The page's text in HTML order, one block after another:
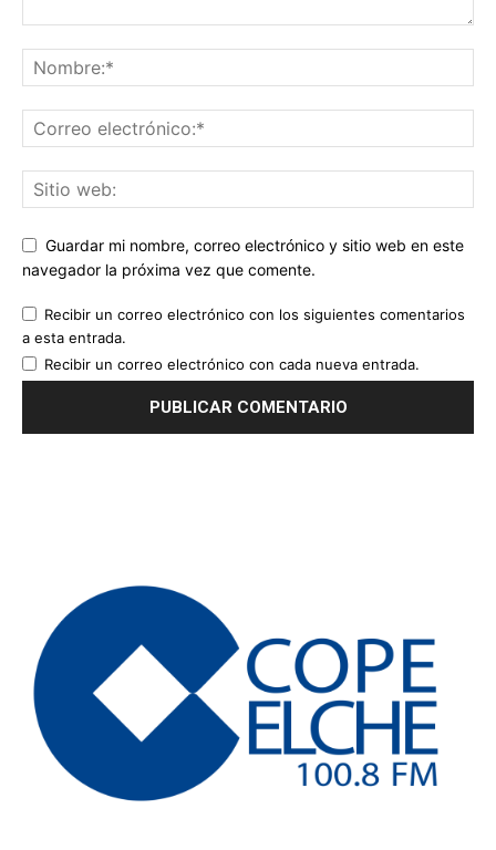
Guardar mi nombre, correo electrónico y sitio web en este
navegador la próxima vez que comente.
Recibir un correo electrónico con los siguientes comentarios
a esta entrada.
Recibir un correo electrónico con cada nueva entrada.